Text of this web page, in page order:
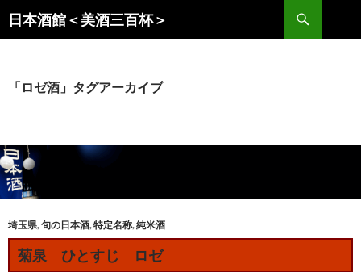
ン
キ
ッ
プ
日本酒館＜美酒三百杯＞
索
「ロゼ酒」タグアーカイブ
埼玉県,旬の日本酒,特定名称,純米酒
菊泉 ひとすじ ロゼ